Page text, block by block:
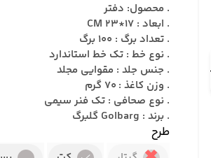
. محصول: دفتر
. ابعاد : 17*23 CM
. تعداد برگ : 100 برگ
. نوع خط : تک خط استاندارد
. جنس جلد : مقوایی مجلد
. وزن کاغذ : 70 گرم
. نوع صحافی : تک فنر سیمی
. برند : Golbarg گلبرگ
طرح